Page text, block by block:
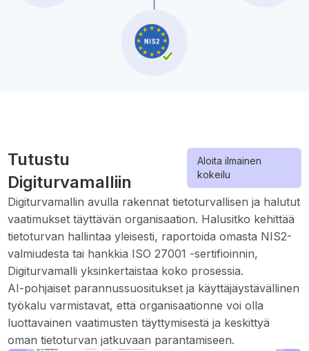
Tutustu
Digiturvamalliin
Aloita ilmainen
kokeilu
Digiturvamallin avulla rakennat tietoturvallisen ja halutut
vaatimukset täyttävän organisaation. Halusitko kehittää
tietoturvan hallintaa yleisesti, raportoida omasta NIS2-
valmiudesta tai hankkia ISO 27001 -sertifioinnin,
Digiturvamalli yksinkertaistaa koko prosessia.
AI-pohjaiset parannussuositukset ja käyttäjäystävällinen
työkalu varmistavat, että organisaationne voi olla
luottavainen vaatimusten täyttymisestä ja keskittyä
oman tietoturvan jatkuvaan parantamiseen.